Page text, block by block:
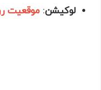
لوکیشن: موقعیت